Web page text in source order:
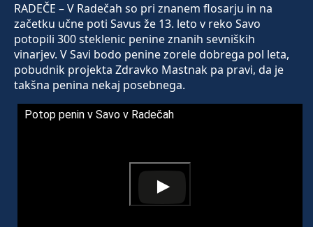
RADEČE – V Radečah so pri znanem flosarju in na
začetku učne poti Savus že 13. leto v reko Savo
potopili 300 steklenic penine znanih sevniških
vinarjev. V Savi bodo penine zorele dobrega pol leta,
pobudnik projekta Zdravko Mastnak pa pravi, da je
takšna penina nekaj posebnega.
Potop penin v Savo v Radečah